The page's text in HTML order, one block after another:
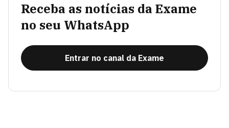
Receba as notícias da Exame
no seu WhatsApp
Entrar no canal da Exame